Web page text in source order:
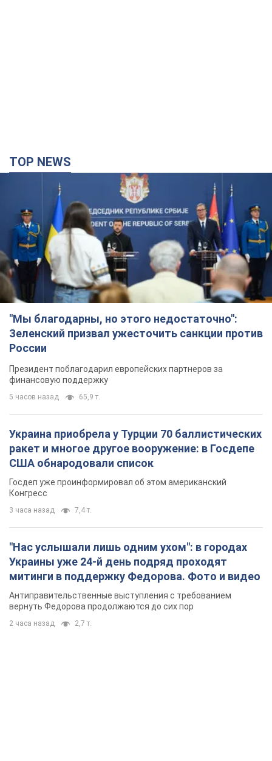
TOP NEWS
"Мы благодарны, но этого недостаточно":
Зеленский призвал ужесточить санкции против
России
Президент поблагодарил европейских партнеров за
финансовую поддержку
5 часов назад 65,9 т.
Украина приобрела у Турции 70 баллистических
ракет и многое другое вооружение: в Госдепе
США обнародовали список
Госдеп уже проинформировал об этом американский
Конгресс
3 часа назад 7,4 т.
"Нас услышали лишь одним ухом": в городах
Украины уже 24-й день подряд проходят
митинги в поддержку Федорова. Фото и видео
Антиправительственные выступления с требованием
вернуть Федорова продолжаются до сих пор
2 часа назад 2,7 т.